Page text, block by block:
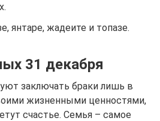
янтаре, жадеите и топазе.
31 декабря
заключать браки лишь в
жизненными ценностями,
счастье. Семья – самое